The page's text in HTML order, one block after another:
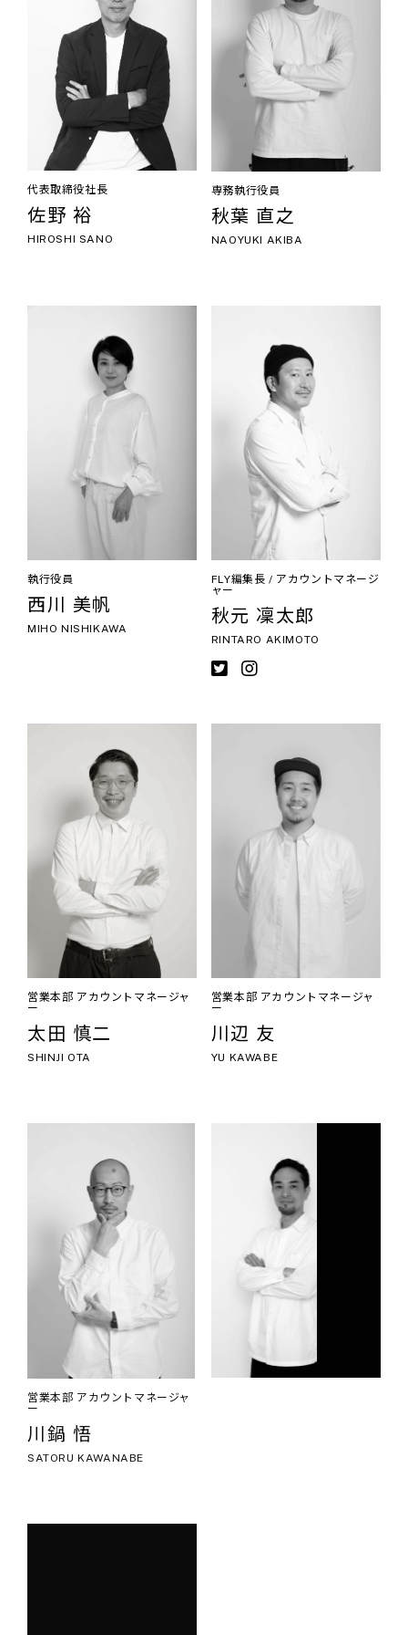
代表取締役社長
佐野 裕
HIROSHI SANO
専務執行役員
秋葉 直之
NAOYUKI AKIBA
執行役員
西川 美帆
MIHO NISHIKAWA
FLY編集長 / アカウントマネージ
ャー
秋元 凜太郎
RINTARO AKIMOTO
営業本部 アカウントマネージャ
ー
太田 慎二
SHINJI OTA
営業本部 アカウントマネージャ
ー
川辺 友
YU KAWABE
営業本部 アカウントマネージャ
ー
川鍋 悟
SATORU KAWANABE